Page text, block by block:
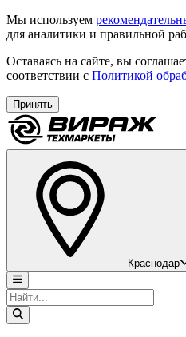
Мы используем
для аналитики и правильной
Оставаясь на сайте, вы
соответствии с Политикой
Принять
Краснодар